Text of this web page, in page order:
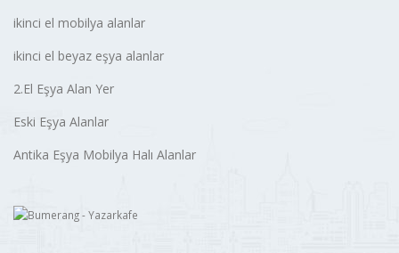
ikinci el mobilya alanlar
ikinci el beyaz eşya alanlar
2.El Eşya Alan Yer
Eski Eşya Alanlar
Antika Eşya Mobilya Halı Alanlar